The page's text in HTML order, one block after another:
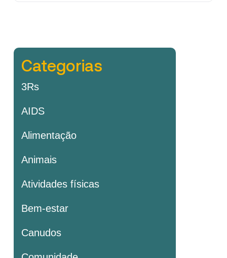
Categorias
3Rs
AIDS
Alimentação
Animais
Atividades físicas
Bem-estar
Canudos